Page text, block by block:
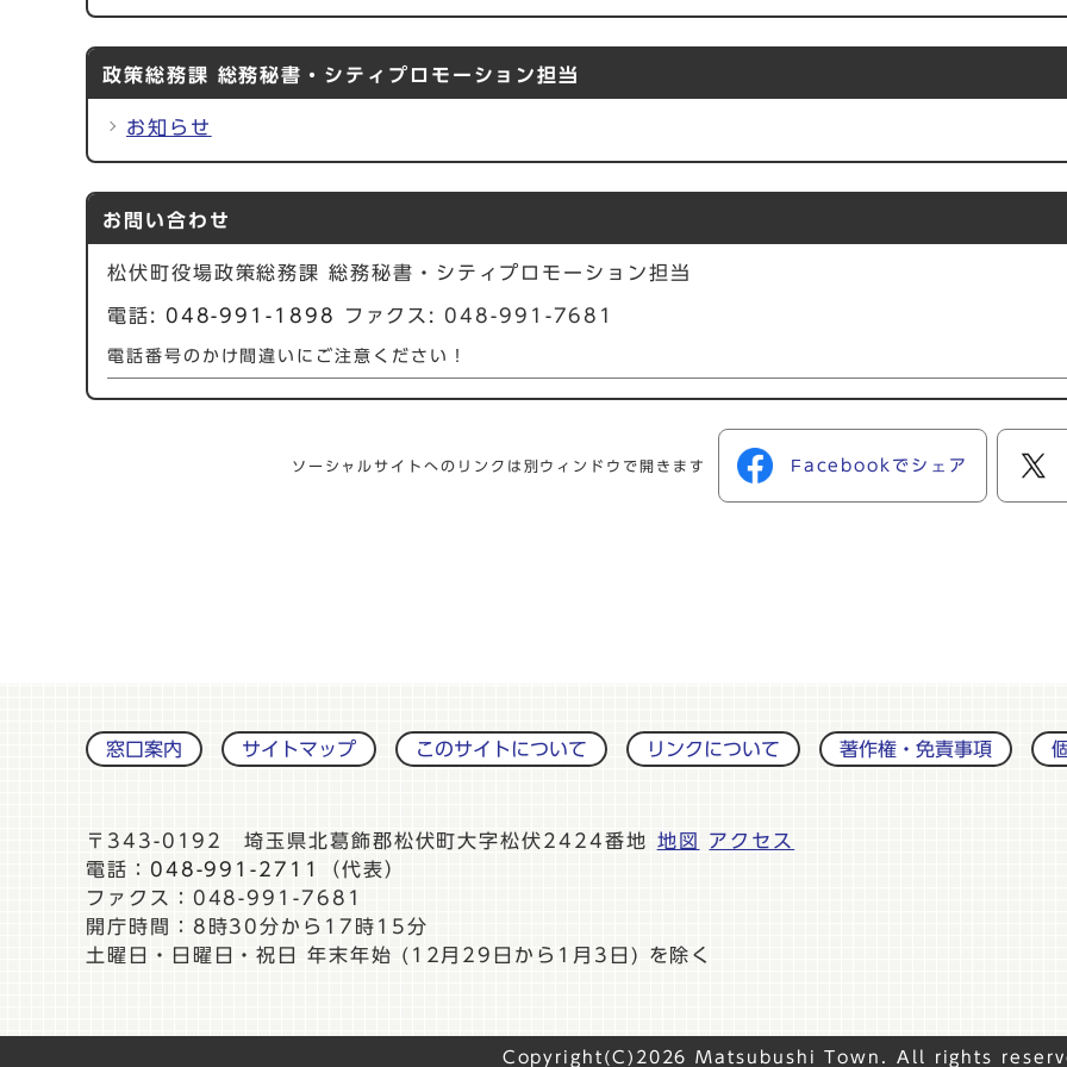
政策総務課 総務秘書・シティプロモーション担当
お知らせ
お問い合わせ
松伏町役場政策総務課 総務秘書・シティプロモーション担当
電話: 048-991-1898 ファクス: 048-991-7681
電話番号のかけ間違いにご注意ください！
ソーシャルサイトへのリンクは別ウィンドウで開きます Facebookでシェア
窓口案内 サイトマップ このサイトについて リンクについて 著作権・免責事項
〒343-0192 埼玉県北葛飾郡松伏町大字松伏2424番地 地図
アクセス
電話： 048-991-2711
（代表）
ファクス：048-991-7681
開庁時間：8時30分から17時15分
土曜日・日曜日・祝日 年末年始 (12月29日から1月3日) を除く
Copyright(C)2026 Matsubushi Town. All rights